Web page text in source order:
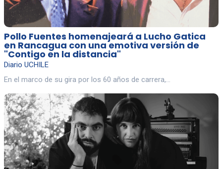
Pollo Fuentes homenajeará a Lucho Gatica
en Rancagua con una emotiva versión de
"Contigo en la distancia"
Diario UCHILE
En el marco de su gira por los 60 años de carrera,…